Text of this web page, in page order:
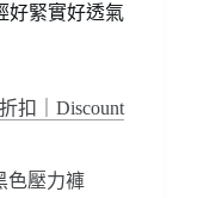
好緊實好透氣
扣｜Discount
色壓力褲